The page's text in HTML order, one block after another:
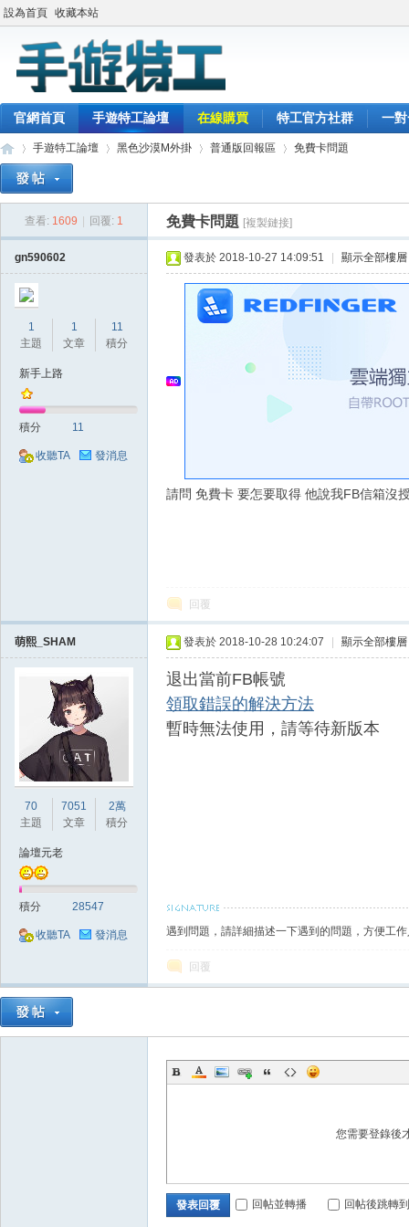
設為首頁 收藏本站
官網首頁 手遊特工論壇 在線購買 特工官方社群 一
手遊特工論壇
›
黑色沙漠M外掛
›
普通版回報區
›
免費卡問題
查看: 1609 回覆: 1 免費卡問題 [複製鏈接]
gn590602
1
主題
1
文章
11
積分
新手上路
積分 11
收聽TA 發消息
發表於 2018-10-27 14:09:51 顯示全部樓層
請問 免費卡 要怎要取得 他說我FB信箱沒
回覆
萌熙_SHAM
70
主題
7051
文章
2萬
積分
論壇元老
積分 28547
收聽TA 發消息
發表於 2018-10-28 10:24:07 顯示全部樓層
退出當前FB帳號
領取錯誤的解決方法
暫時無法使用，請等待新版本
遇到問題，請詳細描述一下遇到的問題，方便工
回覆
您需要登錄後
發表回覆 回帖並轉播 回帖後跳轉